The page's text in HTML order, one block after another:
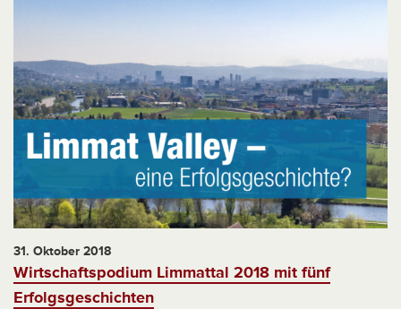
31. Oktober 2018
Wirtschaftspodium Limmattal 2018 mit fünf
Erfolgsgeschichten